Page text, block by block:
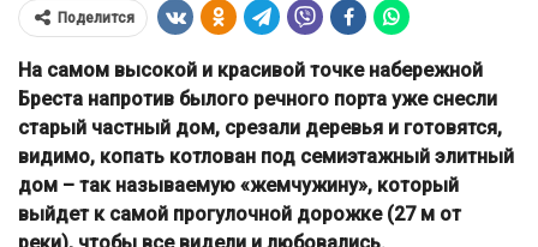
Поделится
На самом высокой и красивой точке набережной
Бреста напротив былого речного порта уже снесли
старый частный дом, срезали деревья и готовятся,
видимо, копать котлован под семиэтажный элитный
дом – так называемую «жемчужину», который
выйдет к самой прогулочной дорожке (27 м от